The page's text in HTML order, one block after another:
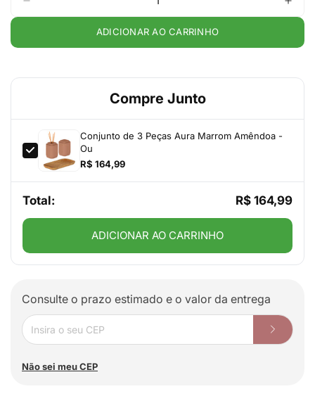
ADICIONAR AO CARRINHO
Compre Junto
Conjunto de 3 Peças Aura Marrom Amêndoa -
Ou
R$ 164,99
Total: R$ 164,99
ADICIONAR AO CARRINHO
Consulte o prazo estimado e o valor da entrega
Não sei meu CEP